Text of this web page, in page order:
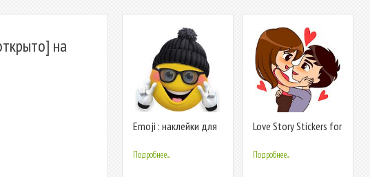
на
Emoji : наклейки для
WAStickerapps
Подробнее...
Love Story Stickers for
WAStickerApps
Подробнее...